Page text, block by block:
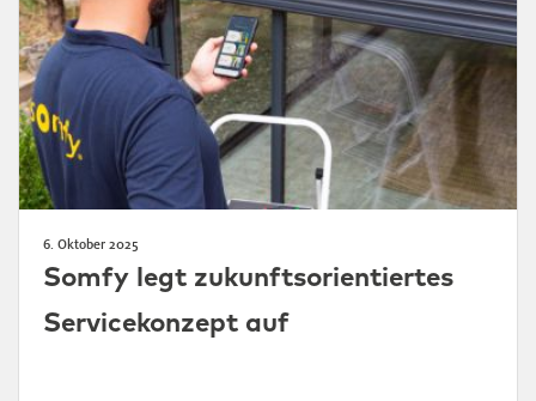
6. Oktober 2025
Somfy legt zukunftsorientiertes
Servicekonzept auf